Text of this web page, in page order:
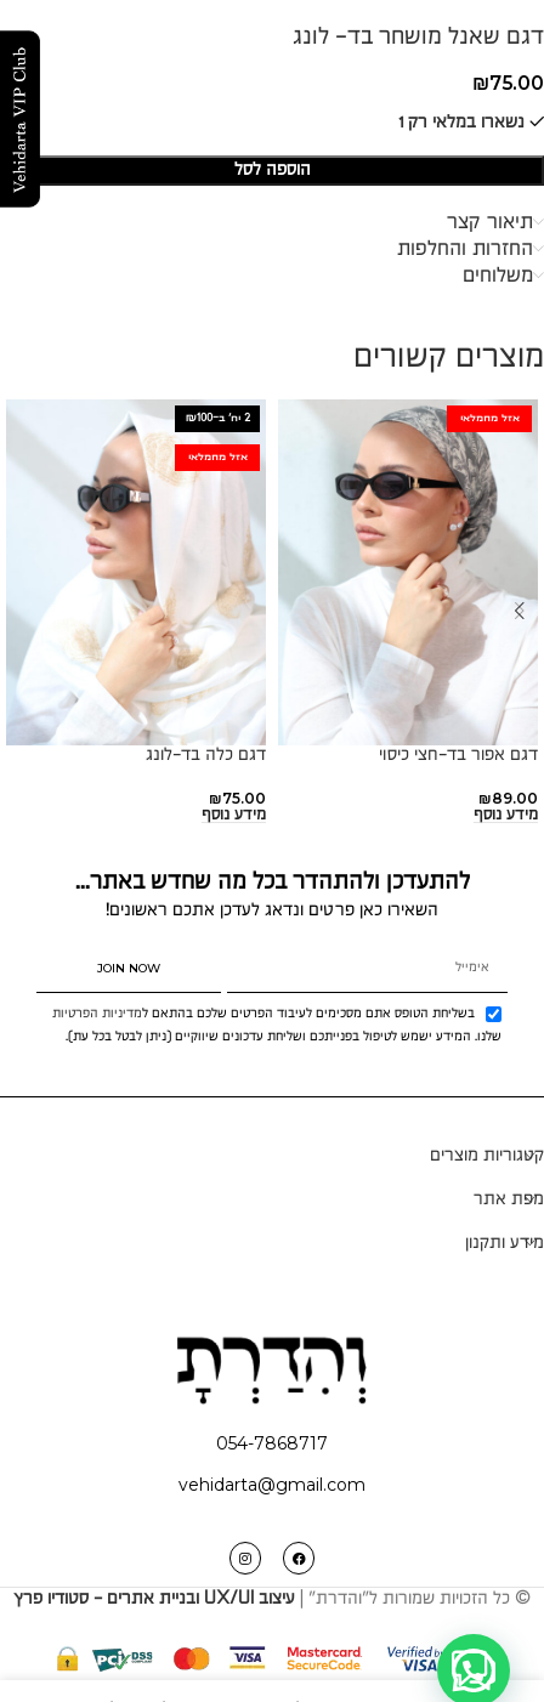
דגם שאנל מושחר בד- לונג
₪75.00
נשארו במלאי רק 1
הוספה לסל
תיאור קצר
החזרות והחלפות
משלוחים
מוצרים קשורים
אזל מהמלאי
דגם אפור בד-חצי כיסוי
₪89.00
מידע נוסף
2 יח׳ ב-₪100
אזל מהמלאי
דגם כלה בד-לונג
₪75.00
מידע נוסף
להתעדכן ולהתהדר בכל מה שחדש באתר...
השאירו כאן פרטים ונדאג לעדכן אתכם ראשונים!
בשליחת הטופס אתם מסכימים לעיבוד הפרטים שלכם בהתאם למדיניות הפרטיות
שלנו. המידע ישמש לטיפול בפנייתכם ושליחת עדכונים שיווקיים (ניתן לבטל בכל עת).
JOIN NOW
קטגוריות מוצרים
מפת אתר
מידע ותקנון
054-7868717
vehidarta@gmail.com
© כל הזכויות שמורות ל"והדרת" | עיצוב UX/UI ובניית אתרים - סטודיו פרץ